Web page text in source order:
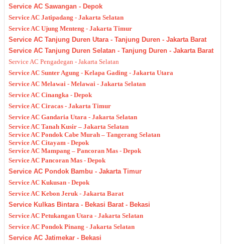
Service AC Sawangan - Depok
Service AC Jatipadang - Jakarta Selatan
Service AC Ujung Menteng - Jakarta Timur
Service AC Tanjung Duren Utara - Tanjung Duren - Jakarta Barat
Service AC Tanjung Duren Selatan - Tanjung Duren - Jakarta Barat
Service AC Pengadegan - Jakarta Selatan
Service AC Sunter Agung - Kelapa Gading - Jakarta Utara
Service AC Melawai - Melawai - Jakarta Selatan
Service AC Cinangka - Depok
Service AC Ciracas - Jakarta Timur
Service AC Gandaria Utara - Jakarta Selatan
Service AC Tanah Kusir – Jakarta Selatan
Service AC Pondok Cabe Murah – Tangerang Selatan
Service AC Citayam - Depok
Service AC Mampang – Pancoran Mas - Depok
Service AC Pancoran Mas - Depok
Service AC Pondok Bambu - Jakarta Timur
Service AC Kukusan - Depok
Service AC Kebon Jeruk - Jakarta Barat
Service Kulkas Bintara - Bekasi Barat - Bekasi
Service AC Petukangan Utara - Jakarta Selatan
Service AC Pondok Pinang - Jakarta Selatan
Service AC Jatimekar - Bekasi